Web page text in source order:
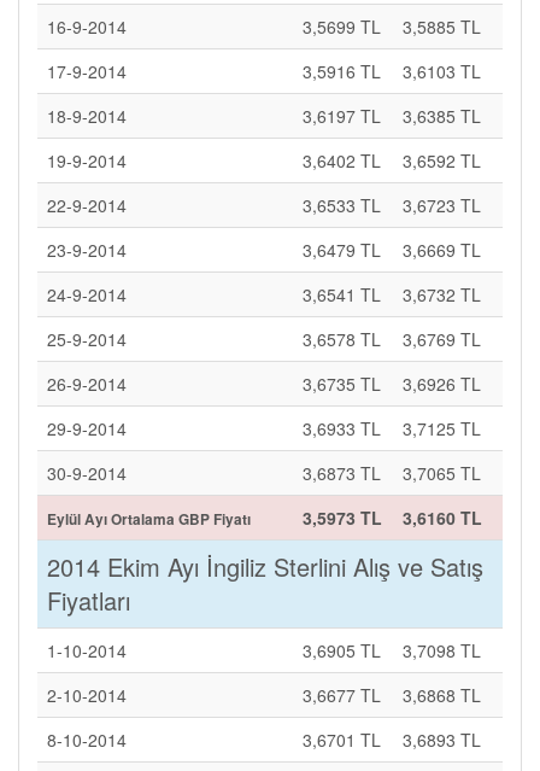
16-9-2014
3,5699 TL
3,5885 TL
17-9-2014
3,5916 TL
3,6103 TL
18-9-2014
3,6197 TL
3,6385 TL
19-9-2014
3,6402 TL
3,6592 TL
22-9-2014
3,6533 TL
3,6723 TL
23-9-2014
3,6479 TL
3,6669 TL
24-9-2014
3,6541 TL
3,6732 TL
25-9-2014
3,6578 TL
3,6769 TL
26-9-2014
3,6735 TL
3,6926 TL
29-9-2014
3,6933 TL
3,7125 TL
30-9-2014
3,6873 TL 3,7065 TL
Eylül Ayı Ortalama GBP Fiyatı 3,5973 TL 3,6160 TL
2014 Ekim Ayı İngiliz Sterlini Alış ve Satış
Fiyatları
1-10-2014 3,6905 TL
3,7098 TL
2-10-2014
3,6677 TL
3,6868 TL
8-10-2014
3,6701 TL
3,6893 TL